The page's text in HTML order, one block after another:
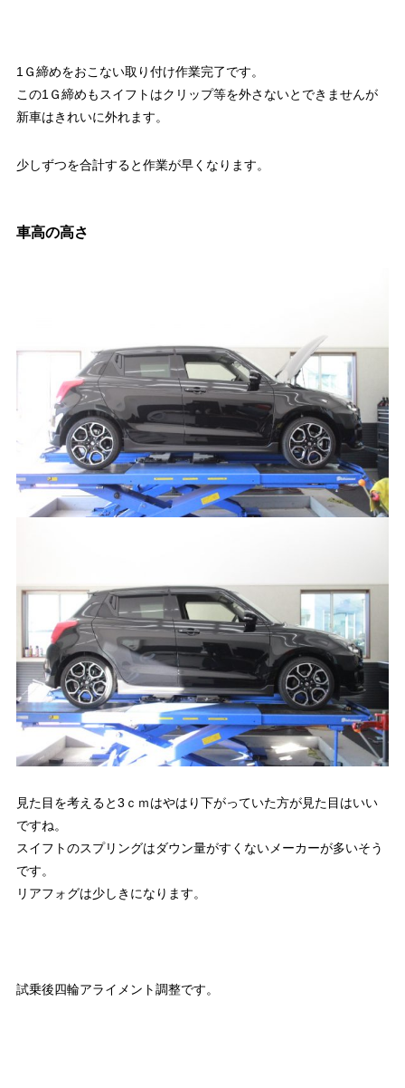
1Ｇ締めをおこない取り付け作業完了です。
この1Ｇ締めもスイフトはクリップ等を外さないとできませんが
新車はきれいに外れます。
少しずつを合計すると作業が早くなります。
車高の高さ
見た目を考えると3ｃｍはやはり下がっていた方が見た目はいい
ですね。
スイフトのスプリングはダウン量がすくないメーカーが多いそう
です。
リアフォグは少しきになります。
試乗後四輪アライメント調整です。